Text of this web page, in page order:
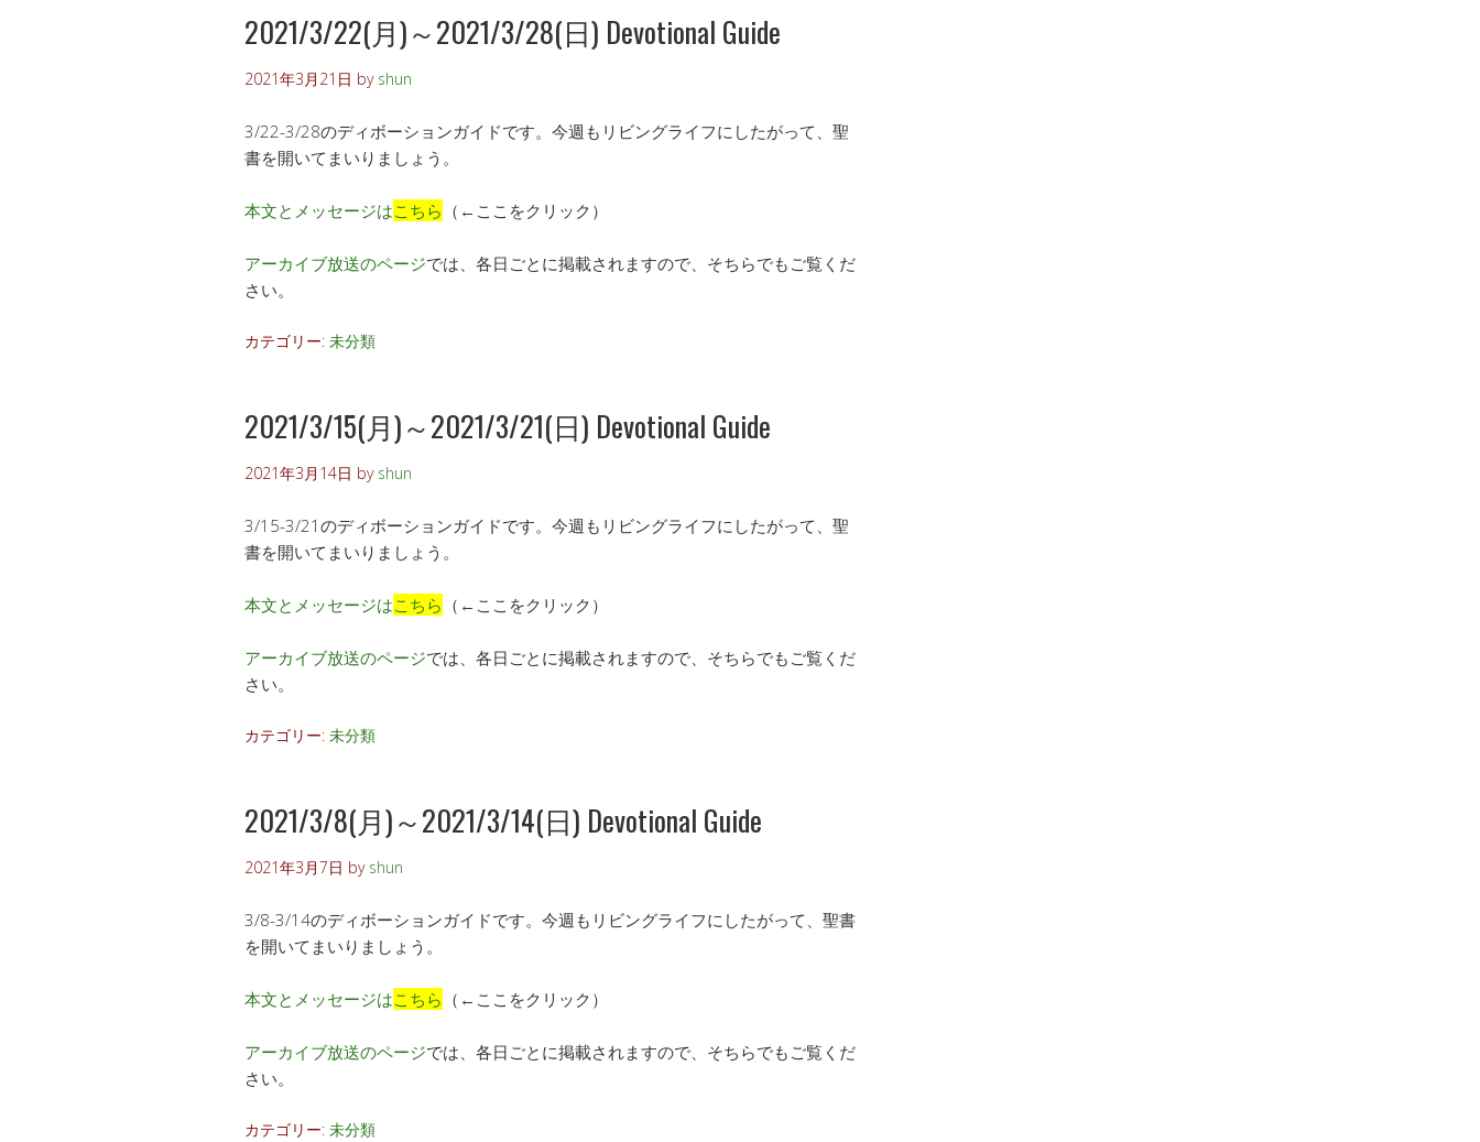
2021/3/22(月)～2021/3/28(日) Devotional Guide
2021年3月21日 by shun
3/22-3/28のディボーションガイドです。今週もリビングライフにしたがって、聖
書を開いてまいりましょう。
本文とメッセージはこちら （←ここをクリック）
アーカイブ放送のページでは、各日ごとに掲載されますので、そちらでもご覧くだ
さい。
カテゴリー: 未分類
2021/3/15(月)～2021/3/21(日) Devotional Guide
2021年3月14日 by shun
3/15-3/21のディボーションガイドです。今週もリビングライフにしたがって、聖
書を開いてまいりましょう。
本文とメッセージはこちら （←ここをクリック）
アーカイブ放送のページでは、各日ごとに掲載されますので、そちらでもご覧くだ
さい。
カテゴリー: 未分類
2021/3/8(月)～2021/3/14(日) Devotional Guide
2021年3月7日 by shun
3/8-3/14のディボーションガイドです。今週もリビングライフにしたがって、聖書
を開いてまいりましょう。
本文とメッセージはこちら （←ここをクリック）
アーカイブ放送のページでは、各日ごとに掲載されますので、そちらでもご覧くだ
さい。
カテゴリー: 未分類